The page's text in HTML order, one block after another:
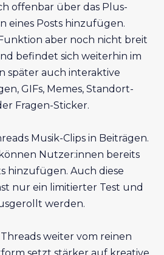
offenbar über das Plus-
eines Posts hinzufügen.
aber noch nicht breit
befindet sich weiterhin im
später auch interaktive
GIFs, Memes, Standort-
Fragen-Sticker.
Musik-Clips in Beiträgen.
Nutzer:innen bereits
hinzufügen. Auch diese
nur ein limitierter Test und
werden.
weiter vom reinen
setzt stärker auf kreative